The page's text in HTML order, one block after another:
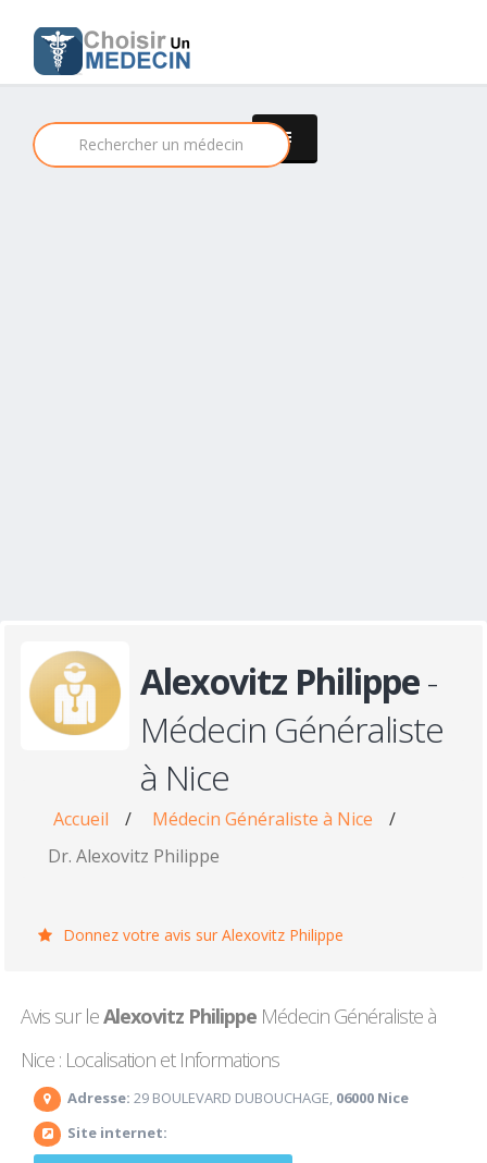
Alexovitz Philippe-
Médecin Généraliste
à Nice
Accueil / Médecin Généraliste à Nice
/
Dr. Alexovitz Philippe
Donnez votre avis sur Alexovitz Philippe
Avis sur leAlexovitz Philippe Médecin Généraliste à
Nice : Localisation et Informations
Adresse: 29 BOULEVARD DUBOUCHAGE, 06000 Nice
Site internet: